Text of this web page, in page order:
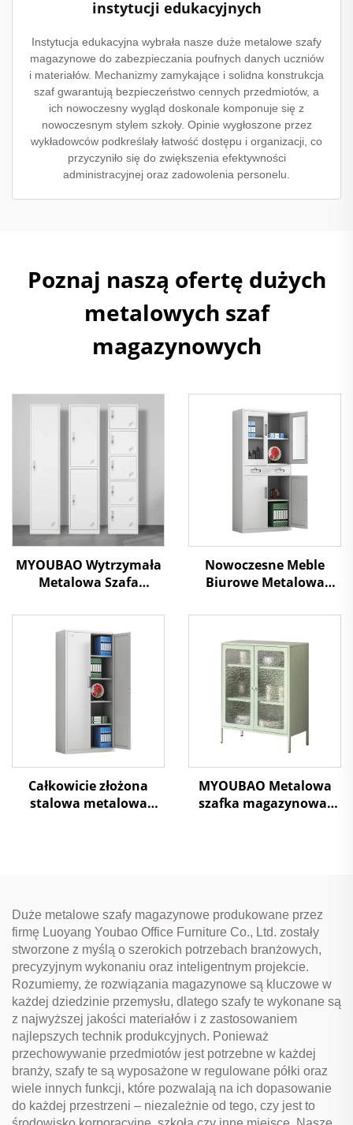
instytucji edukacyjnych
Instytucja edukacyjna wybrała nasze duże metalowe szafy
magazynowe do zabezpieczania poufnych danych uczniów
i materiałów. Mechanizmy zamykające i solidna konstrukcja
szaf gwarantują bezpieczeństwo cennych przedmiotów, a
ich nowoczesny wygląd doskonale komponuje się z
nowoczesnym stylem szkoły. Opinie wygłoszone przez
wykładowców podkreślały łatwość dostępu i organizacji, co
przyczyniło się do zwiększenia efektywności
administracyjnej oraz zadowolenia personelu.
Poznaj naszą ofertę dużych
metalowych szaf
magazynowych
MYOUBAO Wytrzymała
Metalowa Szafa
Korozję do
Bezpiecznego
Przechowywania Rzeczy
Osobistych
Nowoczesne Meble
Biurowe Metalowa
Garażu Stalowe Szafy z
Szpitala, Garażu, Biura
Całkowicie złożona
stalowa metalowa
MYOUBAO Metalowa
szafka magazynowa,
Duże metalowe szafy magazynowe produkowane przez
firmę Luoyang Youbao Office Furniture Co., Ltd. zostały
stworzone z myślą o szerokich potrzebach branżowych,
precyzyjnym wykonaniu oraz inteligentnym projekcie.
Rozumiemy, że rozwiązania magazynowe są kluczowe w
każdej dziedzinie przemysłu, dlatego szafy te wykonane są
z najwyższej jakości materiałów i z zastosowaniem
najlepszych technik produkcyjnych. Ponieważ
przechowywanie przedmiotów jest potrzebne w każdej
branży, szafy te są wyposażone w regulowane półki oraz
wiele innych funkcji, które pozwalają na ich dopasowanie
do każdej przestrzeni – niezależnie od tego, czy jest to